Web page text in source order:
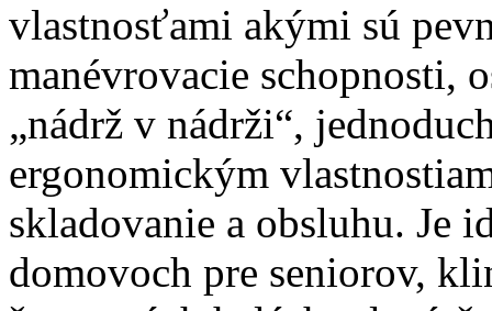
vlastnosťami akými sú
manévrovacie schopnosti,
„nádrž v nádrži“,
ergonomickým
skladovanie a obsluhu. Je
domovoch pre seniorov,